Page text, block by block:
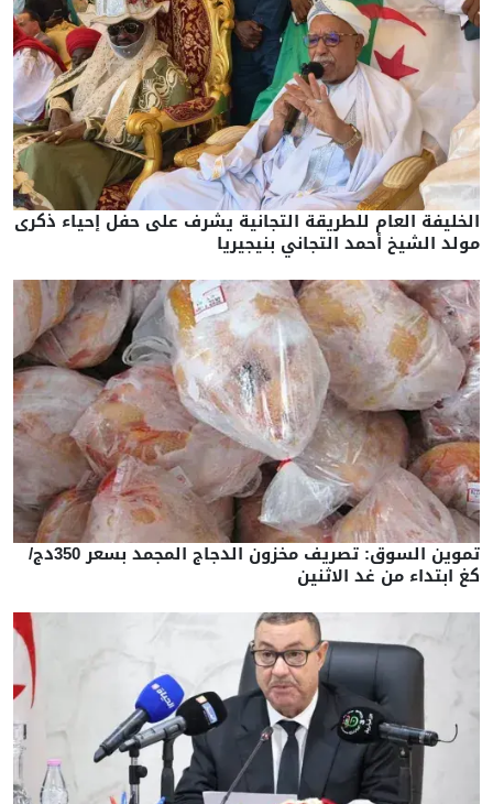
الخليفة العام للطريقة التجانية يشرف على حفل إحياء ذكرى
مولد الشيخ أحمد التجاني بنيجيريا
تموين السوق: تصريف مخزون الدجاج المجمد بسعر 350دج/
كغ ابتداء من غد الاثنين